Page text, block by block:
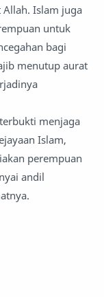
Allah. Islam juga
untuk
bagi
menutup aurat
menjaga
Islam,
perempuan
andil